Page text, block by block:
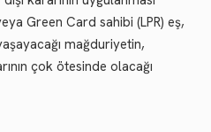
Green Card sahibi (LPR) eş,
mağduriyetin,
çok ötesinde olacağı